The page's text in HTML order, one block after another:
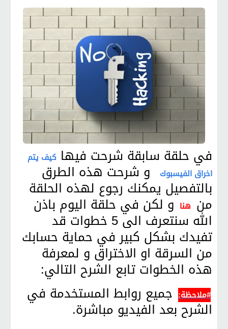
في حلقة سابقة شرحت فيها كيف يتم
اخراق الفيسبوك
و شرحت هذه الطرق
بالتفصيل يمكنك رجوع لهذه الحلقة
من هنا و لكن في حلقة اليوم باذن
الله سنتعرف الى 5 خطوات قد
تفيدك بشكل كبير في حماية حسابك
من السرقة او الاختراق و لمعرفة
هذه الخطوات تابع الشرح التالي:
#ملاحظة: جميع روابط المستخدمة في
الشرح بعد الفيديو مباشرة.